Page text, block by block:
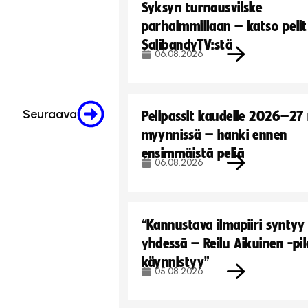
Seuraava
Syksyn turnausvilske
parhaimmillaan – katso pelit
SalibandyTV:stä
06.08.2026
Pelipassit kaudelle
myynnissä – hanki ennen
ensimmäistä peliä
06.08.2026
“Kannustava ilmapiiri syntyy
yhdessä – Reilu Aikuinen -
käynnistyy”
05.08.2026